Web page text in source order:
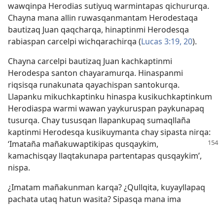
wawqinpa Herodias sutiyuq warmintapas qichururqa.
Chayna mana allin ruwasqanmantam Herodestaqa
bautizaq Juan qaqcharqa, hinaptinmi Herodesqa
rabiaspan carcelpi wichqarachirqa (Lucas 3:19, 20).
Chayna carcelpi bautizaq Juan kachkaptinmi
Herodespa santon chayaramurqa. Hinaspanmi
riqsisqa runakunata qayachispan santokurqa.
Llapanku mikuchkaptinku hinaspa kusikuchkaptinkum
Herodiaspa warmi wawan yaykuruspan paykunapaq
tusurqa. Chay tususqan llapankupaq sumaqllaña
kaptinmi Herodesqa kusikuymanta chay sipasta nirqa:
‘Imataña mañakuwaptikipas qusqaykim,
kamachisqay llaqtakunapa partentapas qusqaykim’,
nispa.
¿Imatam mañakunman karqa? ¿Qullqita, kuyayllapaq
pachata utaq hatun wasita? Sipasqa mana ima